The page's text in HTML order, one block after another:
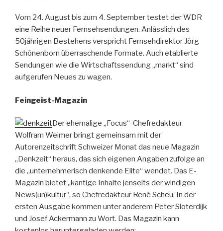
Vom 24. August bis zum 4. September testet der WDR
eine Reihe neuer Fernsehsendungen. Anlässlich des
50jährigen Bestehens verspricht Fernsehdirektor Jörg
Schönenborn überraschende Formate. Auch etablierte
Sendungen wie die Wirtschaftssendung „markt“ sind
aufgerufen Neues zu wagen.
Feingeist-Magazin
Der ehemalige „Focus“-Chefredakteur
Wolfram Weimer bringt gemeinsam mit der
Autorenzeitschrift Schweizer Monat das neue Magazin
„Denkzeit“ heraus, das sich eigenen Angaben zufolge an
die „unternehmerisch denkende Elite“ wendet. Das E-
Magazin bietet „kantige Inhalte jenseits der windigen
News(un)kultur“, so Chefredakteur René Scheu. In der
ersten Ausgabe kommen unter anderem Peter Sloterdijk
und Josef Ackermann zu Wort. Das Magazin kann